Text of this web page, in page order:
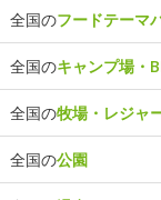
全国のフードテーマ
全国のキャンプ場・
全国の牧場・レジャ
全国の公園